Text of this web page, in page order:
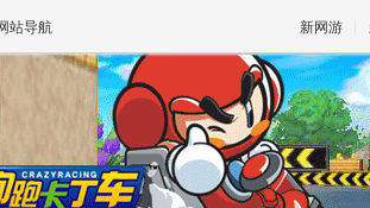
站导航 新网游